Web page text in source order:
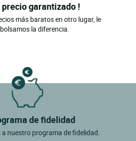
precio garantizado !
más baratos en otro lugar, le
la diferencia.
de fidelidad
a nuestro programa de fidelidad.